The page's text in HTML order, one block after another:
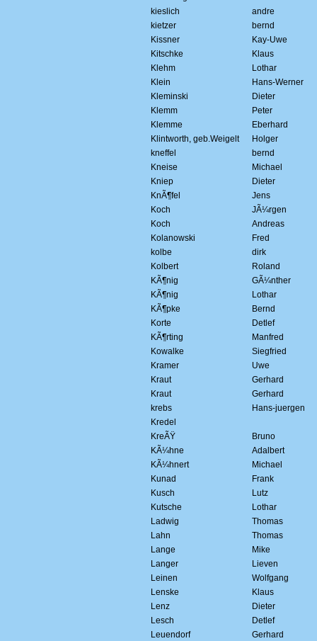
kieslich
andre
kietzer
bernd
Kissner
Kay-Uwe
Kitschke
Klaus
Klehm
Lothar
Klein
Hans-Werner
Kleminski
Dieter
Klemm
Peter
Klemme
Eberhard
Klintworth, geb.Weigelt
Holger
kneffel
bernd
Kneise
Michael
Kniep
Dieter
KnÃ¶fel
Jens
Koch
JÃ¼rgen
Koch
Andreas
Kolanowski
Fred
kolbe
dirk
Kolbert
Roland
KÃ¶nig
GÃ¼nther
KÃ¶nig
Lothar
KÃ¶pke
Bernd
Korte
Detlef
KÃ¶rting
Manfred
Kowalke
Siegfried
Kramer
Uwe
Kraut
Gerhard
Kraut
Gerhard
krebs
Hans-juergen
Kredel
KreÃŸ
Bruno
KÃ¼hne
Adalbert
KÃ¼hnert
Michael
Kunad
Frank
Kusch
Lutz
Kutsche
Lothar
Ladwig
Thomas
Lahn
Thomas
Lange
Mike
Langer
Lieven
Leinen
Wolfgang
Lenske
Klaus
Lenz
Dieter
Lesch
Detlef
Leuendorf
Gerhard